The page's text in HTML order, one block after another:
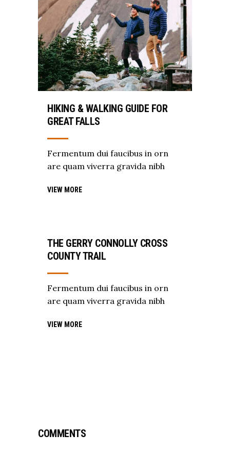
HIKING & WALKING GUIDE FOR
GREAT FALLS
Fermentum dui faucibus in orn
are quam viverra gravida nibh
VIEW MORE
THE GERRY CONNOLLY CROSS
COUNTY TRAIL
Fermentum dui faucibus in orn
are quam viverra gravida nibh
VIEW MORE
COMMENTS